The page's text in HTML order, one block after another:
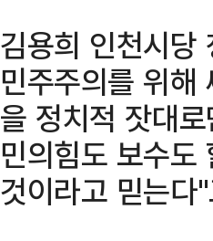
김용희 인천시당
민주주의를 위
을 정치적 잣대
민의힘도 보수도
것이라고 믿는다